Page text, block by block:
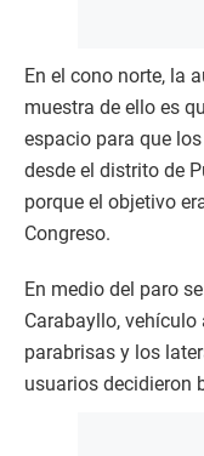
En el cono norte, la
muestra de ello es
espacio para que
desde el distrito de
porque el objetivo
Congreso.
En medio del paro
Carabayllo,
parabrisas y los
usuarios decidieron